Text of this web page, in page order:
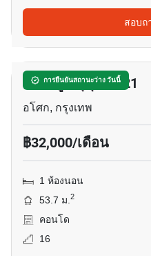
สอบถ
การยืนยันสถานะว่าง วันนี้
เดอะ รูม สุขุมวิท 21
อโศก, กรุงเทพ
฿32,000/เดือน
1 ห้องนอน
53.7 ม.2
คอนโด
16